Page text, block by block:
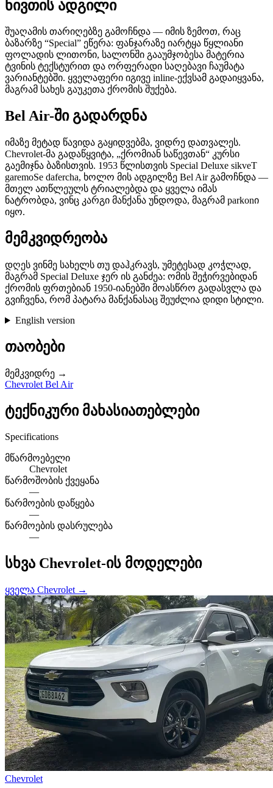
ნივთის ადგილი
შუაღამის თარიღებზე გამოჩნდა — იმის ზემოთ, რაც
ბაზარზე “Special” ეწერა: ფანჯარაზე იარტყა წყლიანი
ფოლადის ლითონი, სალონში გააუმჯობესა მატერია
ტვინის ტექსტურით და ორფერადი საღებავი ჩაუმატა
ვარიანტებში. ყველაფერი იგივე inline-ექვსამ გადაიყვანა,
მაგრამ სახეს გაუკეთა ქრომის შუქება.
Bel Air-ში გადარდნა
იმაზე მეტად წავიდა გაყიდვებმა, ვიდრე დათვალეს.
Chevrolet-მა გადაწყვიტა, „ქრომიან საწევთან“ კურსი
გაემიჯნა ბაზისთვის. 1953 წლისთვის Special Deluxe sikveT
garemoSe dafercha, ხოლო მის ადგილზე Bel Air გამოჩნდა —
მთელ ათწლეულს ტრიალებდა და ყველა იმას
ნატრობდა, ვინც კარგი მანქანა უნდოდა, მაგრამ parkonი
იყო.
მემკვიდრეობა
დღეს ვინმე სახელს თუ დაჰკრავს, უმეტესად კოჭლად,
მაგრამ Special Deluxe ჯერ ის განძეა: ომის შეჭირვებიდან
ქრომის ფრთებიან 1950-იანებში მოასწრო გადასვლა და
გვიჩვენა, რომ პატარა მანქანასაც შეუძლია დიდი სტილი.
English version
თაობები
მემკვიდრე →
Chevrolet Bel Air
ტექნიკური მახასიათებლები
Specifications
მწარმოებელი
Chevrolet
წარმოშობის ქვეყანა
—
წარმოების დაწყება
—
წარმოების დასრულება
—
სხვა Chevrolet-ის მოდელები
ყველა Chevrolet →
Chevrolet